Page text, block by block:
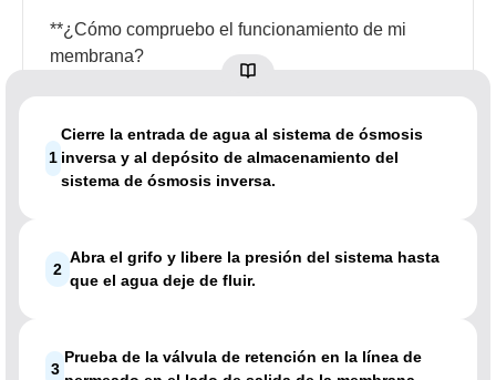
**¿Cómo compruebo el funcionamiento de mi
membrana?
1
Cierre la entrada de agua al sistema de ósmosis
inversa y al depósito de almacenamiento del
sistema de ósmosis inversa.
2
Abra el grifo y libere la presión del sistema hasta
que el agua deje de fluir.
3
Prueba de la válvula de retención en la línea de